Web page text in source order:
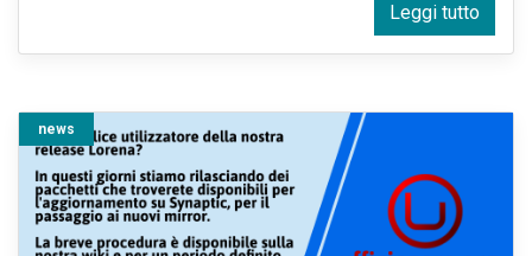
Leggi tutto
news